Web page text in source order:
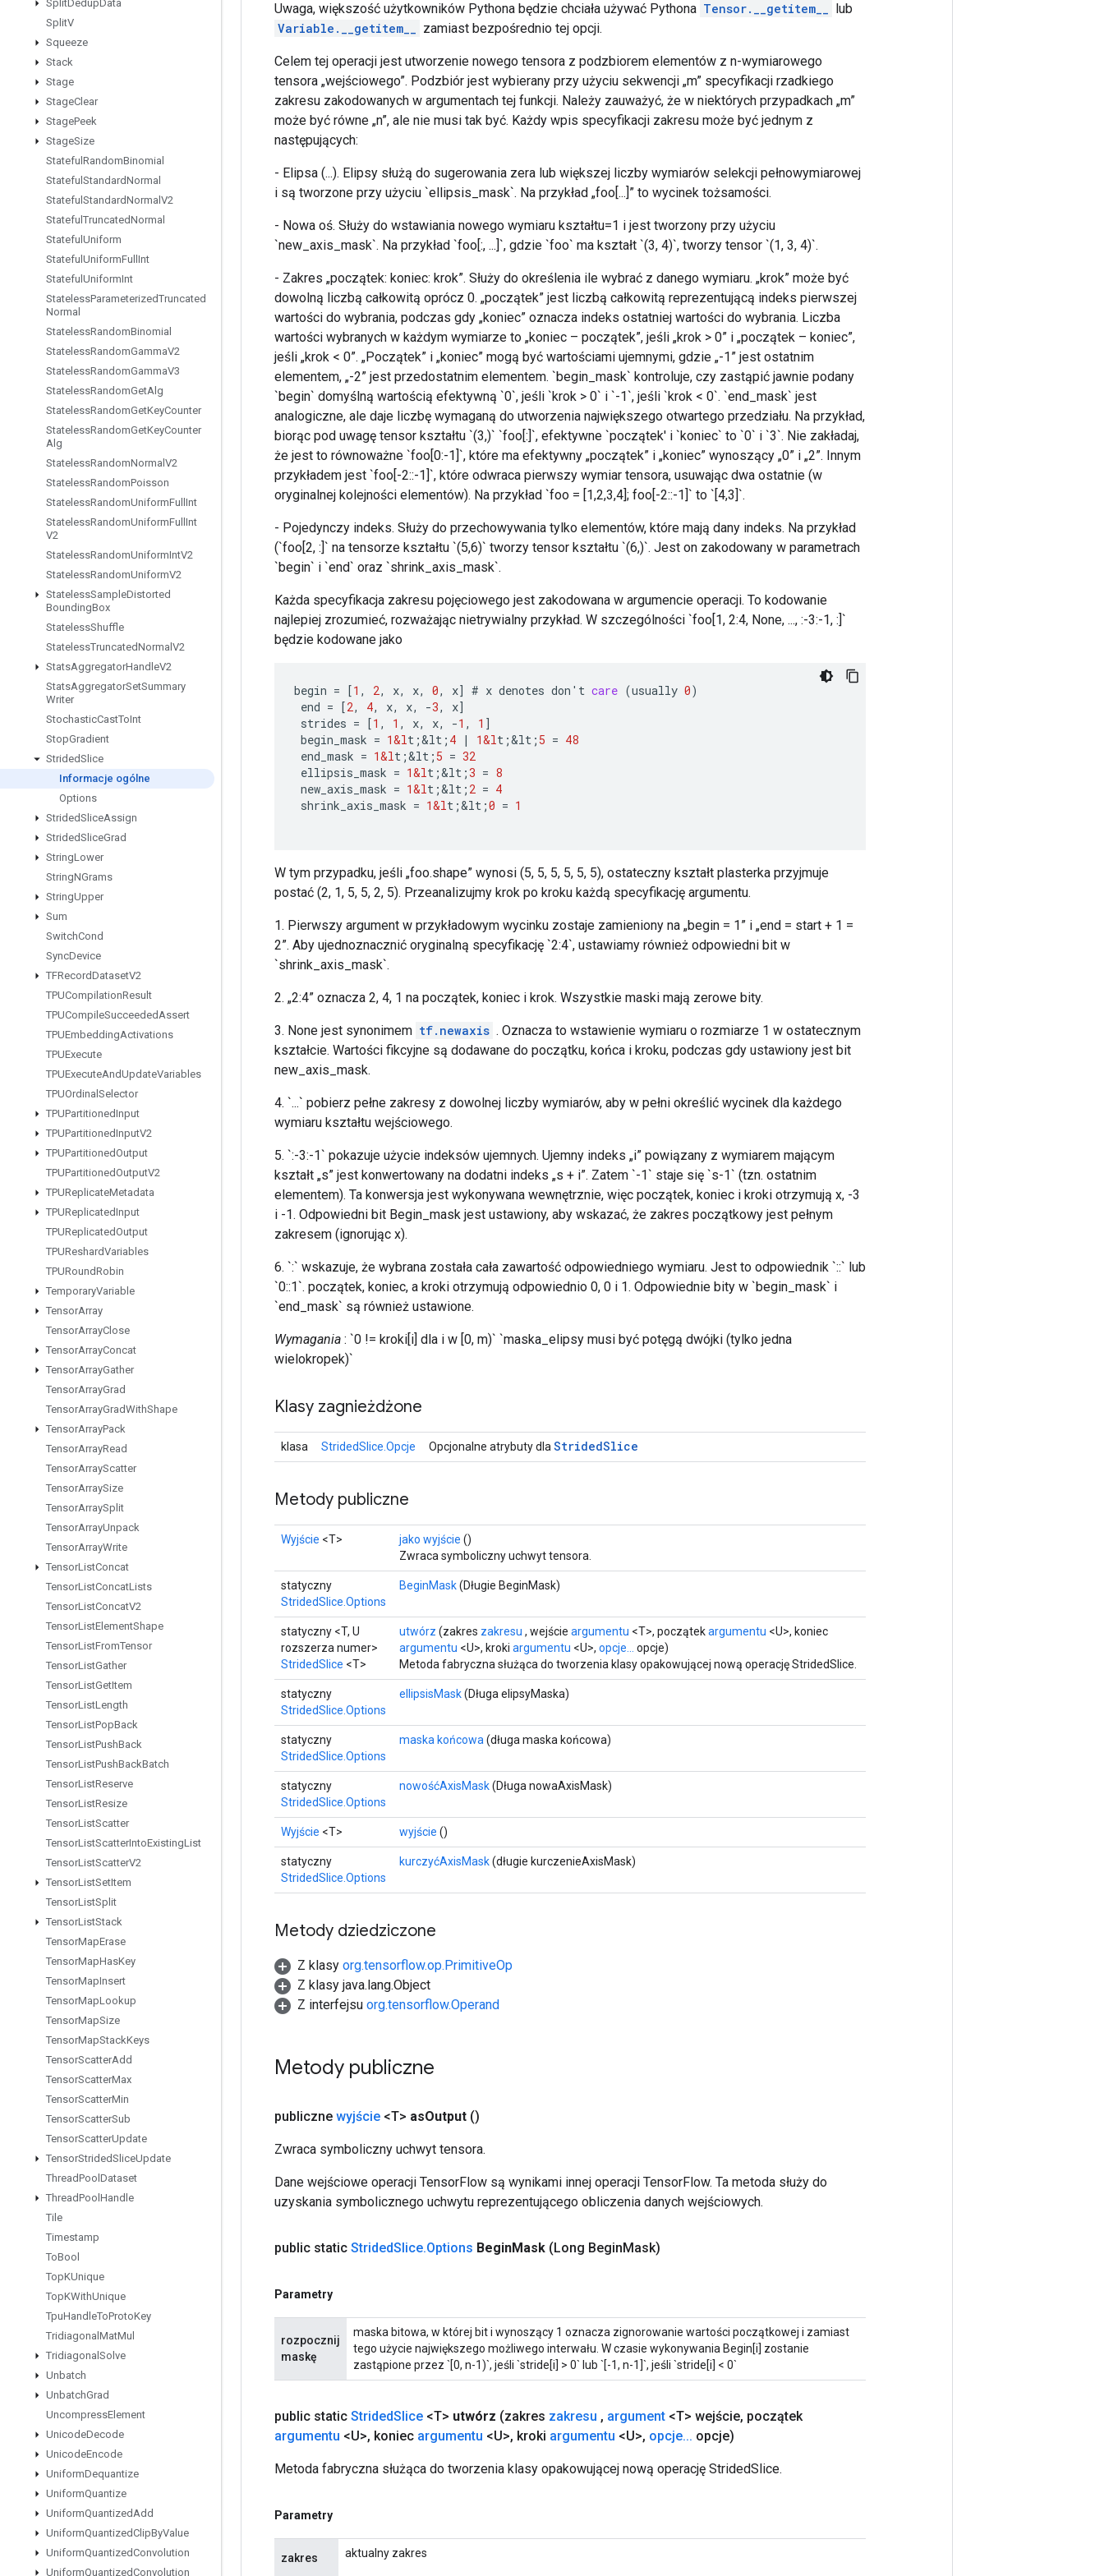
SplitDedupData
SplitV
Squeeze
Stack
Stage
StageClear
StagePeek
StageSize
Stateful RandomBinomial
Stateful StandardNormal
Stateful StandardNormal V2
Stateful TruncatedNormal
Stateful Uniform
Stateful UniformFull Int
Stateful UniformInt
StatelessParameterizedTruncated
Normal
StatelessRandomBinomial
StatelessRandomGammaV2
StatelessRandomGammaV3
StatelessRandomGetAlg
StatelessRandomGetKeyCounter
StatelessRandomGetKeyCounter
Alg
StatelessRandomNormal V2
StatelessRandomPoisson
StatelessRandomUniformFull Int
StatelessRandomUniformFull Int
V2
StatelessRandomUniformIntV2
StatelessRandomUniformV2
StatelessSampleDistorted
BoundingBox
StatelessShuffle
StatelessTruncatedNormal V2
StatsAggregatorHandleV2
StatsAggregatorSetSummary
Writer
StochasticCastToInt
StopGradient
StridedSlice
Informacje ogólne
Options
StridedSliceAssign
StridedSliceGrad
StringLower
StringNGrams
StringUpper
Sum
SwitchCond
SyncDevice
TFRecordDatasetV2
TPUCompilationResult
TPUCompileSucceededAssert
TPUEmbeddingActivations
TPUExecute
TPUExecuteAndUpdateVariables
TPUOrdinal Selector
TPUPartitionedInput
TPUPartitionedInputV2
TPUPartitionedOutput
TPUPartitionedOutputV2
TPUReplicateMetadata
TPUReplicatedInput
TPUReplicatedOutput
TPUReshardVariables
TPURoundRobin
TemporaryVariable
TensorArray
TensorArrayClose
TensorArrayConcat
TensorArrayGather
TensorArrayGrad
TensorArrayGradWithShape
TensorArrayPack
TensorArrayRead
TensorArrayScatter
TensorArraySize
TensorArraySplit
TensorArrayUnpack
TensorArrayWrite
TensorListConcat
TensorListConcatLists
TensorListConcatV2
TensorListElementShape
TensorListFromTensor
TensorListGather
TensorListGetItem
TensorListLength
TensorListPopBack
TensorListPushBack
TensorListPushBackBatch
TensorListReserve
TensorListResize
TensorListScatter
TensorListScatterIntoExistingList
TensorListScatterV2
TensorListSetItem
TensorListSplit
TensorListStack
TensorMapErase
TensorMapHasKey
TensorMapInsert
TensorMapLookup
TensorMapSize
TensorMapStackKeys
TensorScatterAdd
TensorScatterMax
TensorScatterMin
TensorScatterSub
TensorScatterUpdate
TensorStridedSliceUpdate
ThreadPool Dataset
ThreadPool Handle
Tile
Timestamp
ToBool
TopKUnique
TopKWithUnique
TpuHandleToProtoKey
Tridiagonal MatMul
Tridiagonal Solve
Unbatch
UnbatchGrad
UncompressElement
UnicodeDecode
UnicodeEncode
UniformDequantize
UniformQuantize
UniformQuantizedAdd
UniformQuantizedClipByValue
UniformQuantizedConvolution
UniformQuantizedConvolution
Uwaga, większość użytkowników Pythona będzie chciała używać Pythona Tensor.__getitem__ lub
Variable.__getitem__ zamiast bezpośrednio tej opcji.
Celem tej operacji jest utworzenie nowego tensora z podzbiorem elementów z n-wymiarowego
tensora „wejściowego”. Podzbiór jest wybierany przy użyciu sekwencji „m” specyfikacji rzadkiego
zakresu zakodowanych w argumentach tej funkcji. Należy zauważyć, że w niektórych przypadkach „m”
może być równe „n”, ale nie musi tak być. Każdy wpis specyfikacji zakresu może być jednym z
następujących:
- Elipsa (...). Elipsy służą do sugerowania zera lub większej liczby wymiarów selekcji pełnowymiarowej
i są tworzone przy użyciu `ellipsis_mask`. Na przykład „foo[...]” to wycinek tożsamości.
- Nowa oś. Służy do wstawiania nowego wymiaru kształtu=1 i jest tworzony przy użyciu
`new_axis_mask`. Na przykład `foo[:, ...]`, gdzie `foo` ma kształt `(3, 4)`, tworzy tensor `(1, 3, 4)`.
- Zakres „początek: koniec: krok”. Służy do określenia ile wybrać z danego wymiaru. „krok” może być
dowolną liczbą całkowitą oprócz 0. „początek” jest liczbą całkowitą reprezentującą indeks pierwszej
wartości do wybrania, podczas gdy „koniec” oznacza indeks ostatniej wartości do wybrania. Liczba
wartości wybranych w każdym wymiarze to „koniec – początek”, jeśli „krok > 0” i „początek – koniec”,
jeśli „krok < 0”. „Początek” i „koniec” mogą być wartościami ujemnymi, gdzie „-1” jest ostatnim
elementem, „-2” jest przedostatnim elementem. `begin_mask` kontroluje, czy zastąpić jawnie podany
`begin` domyślną wartością efektywną `0`, jeśli `krok > 0` i `-1`, jeśli `krok < 0`. `end_mask` jest
analogiczne, ale daje liczbę wymaganą do utworzenia największego otwartego przedziału. Na przykład,
biorąc pod uwagę tensor kształtu `(3,)` `foo[:]`, efektywne `początek' i `koniec` to `0` i `3`. Nie zakładaj,
że jest to równoważne `foo[0:-1]`, które ma efektywny „początek” i „koniec” wynoszący „0” i „2”. Innym
przykładem jest `foo[-2::-1]`, które odwraca pierwszy wymiar tensora, usuwając dwa ostatnie (w
oryginalnej kolejności elementów). Na przykład `foo = [1,2,3,4]; foo[-2::-1]` to `[4,3]`.
- Pojedynczy indeks. Służy do przechowywania tylko elementów, które mają dany indeks. Na przykład
(`foo[2, :]` na tensorze kształtu `(5,6)` tworzy tensor kształtu `(6,)`. Jest on zakodowany w parametrach
`begin` i `end` oraz `shrink_axis_mask`.
Każda specyfikacja zakresu pojęciowego jest zakodowana w argumencie operacji. To kodowanie
najlepiej zrozumieć, rozważając nietrywialny przykład. W szczególności `foo[1, 2:4, None, ..., :-3:-1, :]`
będzie kodowane jako
begin = [1 , 2, x, x, 0, x] # x denotes don ' t care (usually 0)
end = [2, 4, x, x, -3, x]
strides = [1 , 1 , x, x, -1 , 1 ]
begin_mask = 1&lt ;&lt ; 4 | 1&lt ;&lt ; 5 = 48
end_mask = 1&lt ;&lt ; 5 = 32
ellipsis_mask = 1&lt ;&lt ;3 = 8
new_axis_mask = 1&lt ;&lt ; 2 = 4
shrink_axis_mask = 1&lt ;&lt ;0 = 1
W tym przypadku, jeśli „foo.shape” wynosi (5, 5, 5, 5, 5, 5), ostateczny kształt plasterka przyjmuje
postać (2, 1, 5, 5, 2, 5). Przeanalizujmy krok po kroku każdą specyfikację argumentu.
1. Pierwszy argument w przykładowym wycinku zostaje zamieniony na „begin = 1” i „end = start + 1 =
2”. Aby ujednoznacznić oryginalną specyfikację `2:4`, ustawiamy również odpowiedni bit w
`shrink_axis_mask`.
2. „2:4” oznacza 2, 4, 1 na początek, koniec i krok. Wszystkie maski mają zerowe bity.
3. None jest synonimem tf.newaxis . Oznacza to wstawienie wymiaru o rozmiarze 1 w ostatecznym
kształcie. Wartości fikcyjne są dodawane do początku, końca i kroku, podczas gdy ustawiony jest bit
new_axis_mask.
4. `...` pobierz pełne zakresy z dowolnej liczby wymiarów, aby w pełni określić wycinek dla każdego
wymiaru kształtu wejściowego.
5. `:-3:-1` pokazuje użycie indeksów ujemnych. Ujemny indeks „i” powiązany z wymiarem mającym
kształt „s” jest konwertowany na dodatni indeks „s + i”. Zatem `-1` staje się `s-1` (tzn. ostatnim
elementem). Ta konwersja jest wykonywana wewnętrznie, więc początek, koniec i kroki otrzymują x, -3
i -1. Odpowiedni bit Begin_mask jest ustawiony, aby wskazać, że zakres początkowy jest pełnym
zakresem (ignorując x).
6. `:` wskazuje, że wybrana została cała zawartość odpowiedniego wymiaru. Jest to odpowiednik `::` lub
`0::1`. początek, koniec, a kroki otrzymują odpowiednio 0, 0 i 1. Odpowiednie bity w `begin_mask` i
`end_mask` są również ustawione.
Wymagania : `0 != kroki[i] dla i w [0, m)` `maska_elipsy musi być potęgą dwójki (tylko jedna
wielokropek)`
Klasy zagnieżdżone
klasa StridedSlice.Opcje Opcjonalne atrybuty dla StridedSlice
Metody publiczne
Wyjście <T> jako wyjście ()
Zwraca symboliczny uchwyt tensora.
statyczny
StridedSlice.Options
BeginMask(Długie BeginMask)
statyczny <T, U
rozszerza numer>
StridedSlice <T>
utwórz (zakres zakresu , wejście argumentu <T>, początekargumentu <U>, koniec
argumentu <U>, kroki argumentu <U>, opcje...
opcje)
Metoda fabryczna służąca do tworzenia klasy opakowującej nową operację StridedSlice.
statyczny
StridedSlice.Options
ellipsisMask(Długa elipsyMaska)
statyczny
StridedSlice.Options
maska ​​końcowa (długa maska ​​końcowa)
statyczny
StridedSlice.Options
nowośćAxisMask(Długa nowaAxisMask)
Wyjście <T> wyjście ()
statyczny
StridedSlice.Options
kurczyćAxisMask(długie kurczenieAxisMask)
Metody dziedziczone
Z klasy org.tensorflow.op.PrimitiveOp
Z klasy java.lang.Object
Z interfejsu org.tensorflow.Operand
Metody publiczne
publiczne wyjście <T> asOutput ()
Zwraca symboliczny uchwyt tensora.
Dane wejściowe operacji TensorFlow są wynikami innej operacji TensorFlow. Ta metoda służy do
uzyskania symbolicznego uchwytu reprezentującego obliczenia danych wejściowych.
public static StridedSlice.Options BeginMask (Long BeginMask)
Parametry
rozpocznij
maskę
maska ​​bitowa, w której bit i wynoszący 1 oznacza zignorowanie wartości początkowej i zamiast
tego użycie największego możliwego interwału. W czasie wykonywania Begin[i] zostanie
zastąpione przez `[0, n-1)`, jeśli `stride[i] > 0` lub `[-1, n-1]`, jeśli `stride[i] < 0`
public static StridedSlice <T> utwórz (zakres zakresu , argument <T> wejście, początek
argumentu <U>, koniec argumentu <U>, kroki argumentu <U>, opcje... opcje)
Metoda fabryczna służąca do tworzenia klasy opakowującej nową operację StridedSlice.
Parametry
zakres aktualny zakres